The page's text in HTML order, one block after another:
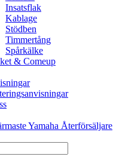
Insatsflak
Kablage
Stödben
Timmertång
Spårkälke
& Comeup
Yamaha Återförsäljare